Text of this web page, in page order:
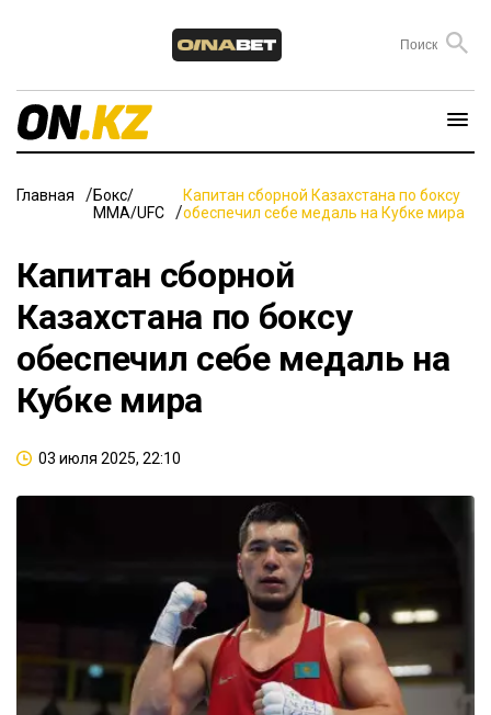
Главная
Бокс/
ММА/UFC
Капитан сборной Казахстана по боксу
обеспечил себе медаль на Кубке мира
Капитан сборной
Казахстана по боксу
обеспечил себе медаль на
Кубке мира
03 июля 2025, 22:10